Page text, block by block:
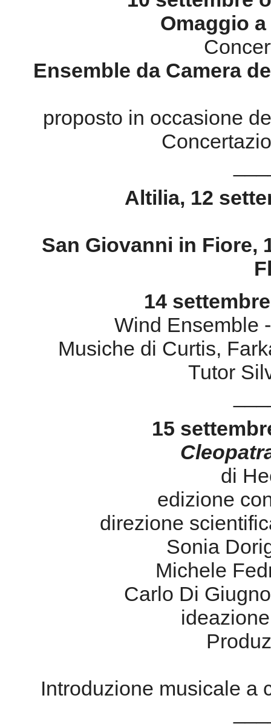
proposto in occasione
San Giovanni in Fiore,
14
Musiche di Curtis,
Tutor
15
di
direzione
Sonia
Michele
Carlo Di
Introduzione musicale
La tradizionale
prima fase all'insegna